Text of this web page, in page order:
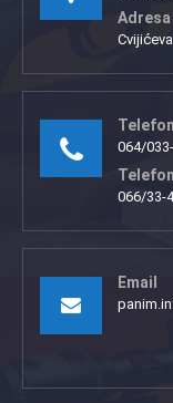
Adresa
064/
066/33-
Email